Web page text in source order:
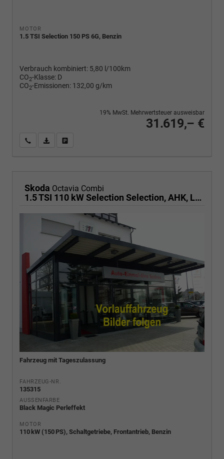
MOTOR
1.5 TSI Selection 150 PS 6G, Benzin
Verbrauch kombiniert: 5,80 l/100km
CO2-Klasse: D
CO2-Emissionen: 132,00 g/km
31.619,– €
19% MwSt. Mehrwertsteuer ausweisbar
Wir rufen Sie anPDF-Fahrzeugexposé drucken
Skoda Octavia Combi
1.5 TSI 110 kW Selection Selection, AHK, LED, Side, ACC, Kamera, Winter, 17-Zoll
Fahrzeug mit Tageszulassung
FAHRZEUG-NR.
135315
AUSSENFARBE
Black Magic Perleffekt
MOTOR
110 kW (150 PS), Schaltgetriebe, Frontantrieb, Benzin